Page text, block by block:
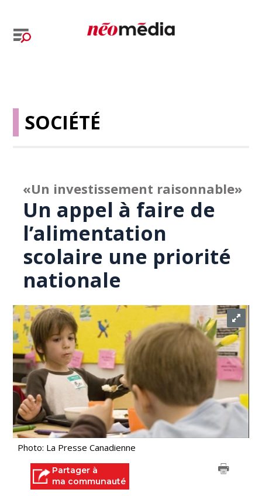
SOCIÉTÉ
«Un investissement raisonnable»
Un appel à faire de
l’alimentation
scolaire une priorité
nationale
Photo: La Presse Canadienne
Partager à
ma communauté